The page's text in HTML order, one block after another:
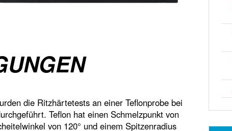
die Ritzhärtetests an einer Teflonprobe bei
Teflon hat einen Schmelzpunkt von
von 120° und einem Spitzenradius